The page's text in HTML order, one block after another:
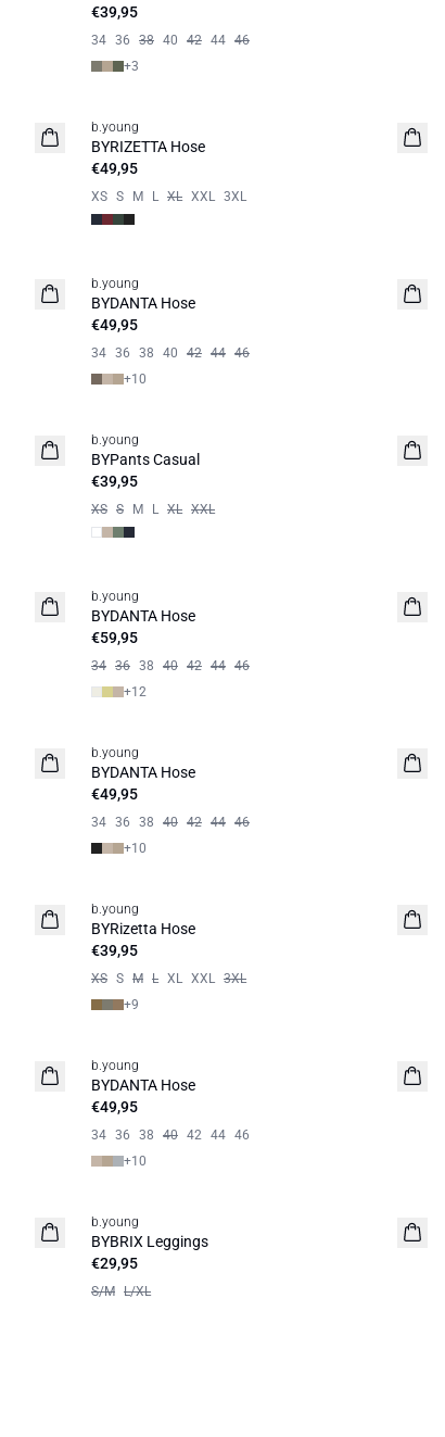
€39,95
34 36 38 40 42 44 46
+3
Basic
b.young
BYRIZETTA Hose
€49,95
XS S M L XL XXL 3XL
Basic
b.young
BYDANTA Hose
€49,95
34 36 38 40 42 44 46
+10
b.young
BYPants Casual
€39,95
XS S M L XL XXL
b.young
BYDANTA Hose
€59,95
34 36 38 40 42 44 46
+12
b.young
BYDANTA Hose
€49,95
34 36 38 40 42 44 46
+10
b.young
BYRizetta Hose
€39,95
XS S M L XL XXL 3XL
+9
Basic
b.young
BYDANTA Hose
€49,95
34 36 38 40 42 44 46
+10
b.young
BYBRIX Leggings
€29,95
S/M L/XL